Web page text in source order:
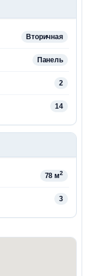
Вторичная
Панель
2
14
78 м2
3